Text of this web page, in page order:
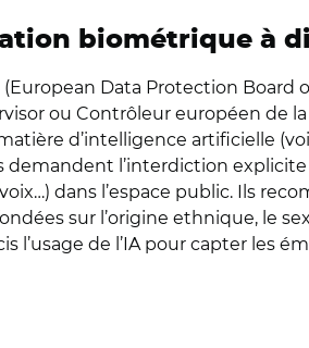
biométrique à
(European Data Protection
ou Contrôleur européen de
d’intelligence artificielle
demandent l’interdiction
dans l’espace public. Ils
sur l’origine ethnique, le
l’usage de l’IA pour capter les